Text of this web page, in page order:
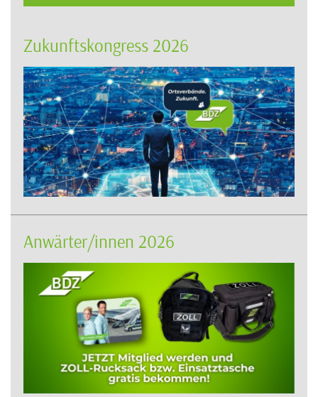
Zukunftskongress 2026
Anwärter/innen 2026